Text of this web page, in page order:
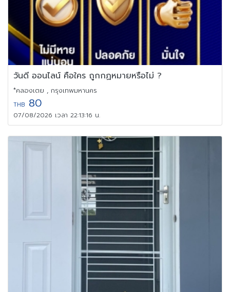
วันดี ออนไลน์ คือใคร ถูกกฏหมายหรือไม่ ?
*คลองเตย , กรุงเทพมหานคร
THB 80
07/08/2026 เวลา 22:13:16 น.